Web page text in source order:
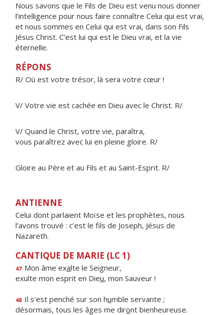
Nous savons que le Fils de Dieu est venu nous donner
l’intelligence pour nous faire connaître Celui qui est vrai,
et nous sommes en Celui qui est vrai, dans son Fils
Jésus Christ. C’est lui qui est le Dieu vrai, et la vie
éternelle.
RÉPONS
R/ Où est votre trésor, là sera votre cœur !
V/ Votre vie est cachée en Dieu avec le Christ. R/
V/ Quand le Christ, votre vie, paraîtra,
vous paraîtrez avec lui en pleine gloire. R/
Gloire au Père et au Fils et au Saint-Esprit. R/
ANTIENNE
Celui dont parlaient Moïse et les prophètes, nous
l’avons trouvé : c’est le fils de Joseph, Jésus de
Nazareth.
CANTIQUE DE MARIE (LC 1)
47 Mon âme exalte le Seigneur,
exulte mon esprit en Dieu, mon Sauveur !
48 Il s'est penché sur son humble servante ;
désormais, tous les âges me diront bienheureuse.